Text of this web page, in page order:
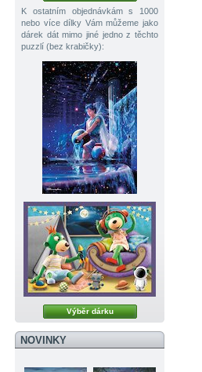
K ostatním objednávkám s 1000
nebo více dílky Vám můžeme jako
dárek dát mimo jiné jedno z těchto
puzzlí (bez krabičky):
Výběr dárku
NOVINKY